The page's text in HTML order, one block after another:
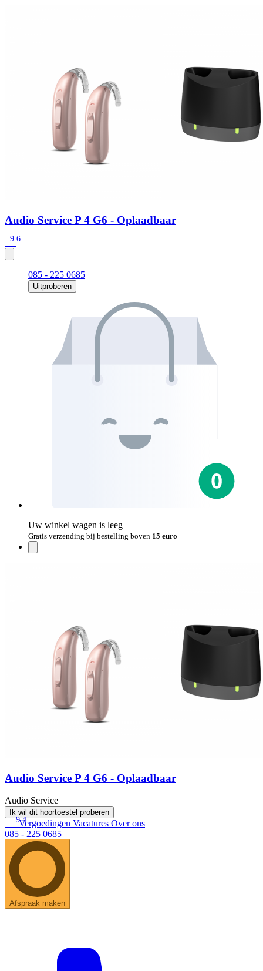
Audio Service R LI 7
HoortoestelbatterijenWidex filters
Domes
Onderhoudsartikelen
Signia Active Mini IX - Oplaadbaar
De Signia Active Mini IX is het nieuwste hoortoestel van Signia.
Audio Service P 4 G6 - Oplaadbaar
9.6
085 - 225 0685
Uitproberen
Uw winkel wagen is leeg
Gratis verzending bij bestelling boven 15 euro
Audio Service P 4 G6 - Oplaadbaar
Audio Service
Ik wil dit hoortoestel proberen
9.4
Vergoedingen Vacatures Over ons
085 - 225 0685
Afspraak maken